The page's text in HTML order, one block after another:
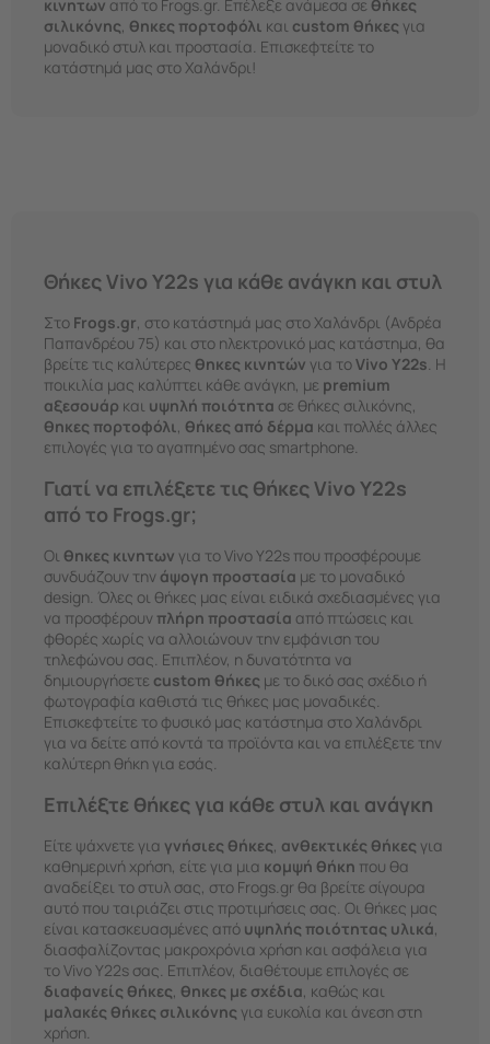
κινητων από το Frogs.gr. Επέλεξε ανάμεσα σε θήκες
σιλικόνης, θηκες πορτοφόλι και custom θήκες για
μοναδικό στυλ και προστασία. Επισκεφτείτε το
κατάστημά μας στο Χαλάνδρι!
Θήκες Vivo Y22s για κάθε ανάγκη και στυλ
Στο Frogs.gr, στο κατάστημά μας στο Χαλάνδρι (Ανδρέα
Παπανδρέου 75) και στο ηλεκτρονικό μας κατάστημα, θα
βρείτε τις καλύτερες θηκες κινητών για τοVivo Y22s. Η
ποικιλία μας καλύπτει κάθε ανάγκη, με premium
αξεσουάρ και υψηλή ποιότητα σε θήκες σιλικόνης,
θηκες πορτοφόλι, θήκες από δέρμα και πολλές άλλες
επιλογές για το αγαπημένο σας smartphone.
Γιατί να επιλέξετε τις θήκες Vivo Y22s
από το Frogs.gr;
Οι θηκες κινητων για το Vivo Y22s που προσφέρουμε
συνδυάζουν την άψογη προστασία με το μοναδικό
design. Όλες οι θήκες μας είναι ειδικά σχεδιασμένες για
να προσφέρουν πλήρη προστασία από πτώσεις και
φθορές χωρίς να αλλοιώνουν την εμφάνιση του
τηλεφώνου σας. Επιπλέον, η δυνατότητα να
δημιουργήσετε custom θήκες με το δικό σας σχέδιο ή
φωτογραφία καθιστά τις θήκες μας μοναδικές.
Επισκεφτείτε το φυσικό μας κατάστημα στο Χαλάνδρι
για να δείτε από κοντά τα προϊόντα και να επιλέξετε την
καλύτερη θήκη για εσάς.
Επιλέξτε θήκες για κάθε στυλ και ανάγκη
Είτε ψάχνετε για γνήσιες θήκες, ανθεκτικές θήκες για
καθημερινή χρήση, είτε για μια κομψή θήκη που θα
αναδείξει το στυλ σας, στο Frogs.gr θα βρείτε σίγουρα
αυτό που ταιριάζει στις προτιμήσεις σας. Οι θήκες μας
είναι κατασκευασμένες από υψηλής ποιότητας υλικά,
διασφαλίζοντας μακροχρόνια χρήση και ασφάλεια για
το Vivo Y22s σας. Επιπλέον, διαθέτουμε επιλογές σε
διαφανείς θήκες, θηκες με σχέδια, καθώς και
μαλακές θήκες σιλικόνης για ευκολία και άνεση στη
χρήση.